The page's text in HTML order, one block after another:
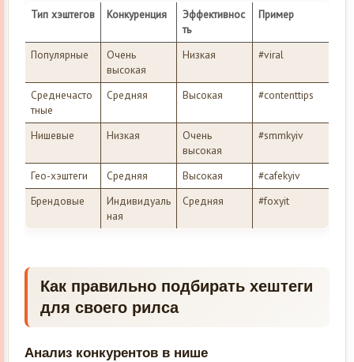
Тип хэштегов Конкуренция
Эффективнос
ть
Пример
Популярные
Очень
высокая
Низкая #viral
Среднечасто
тные
Средняя Высокая #contenttips
Нишевые Низкая
Очень
высокая
#smmkyiv
Гео-хэштеги Средняя Высокая
#cafekyiv
Брендовые
Индивидуаль
ная
Средняя #foxyit
Как правильно подбирать хештеги
для своего рилса
Анализ конкурентов в нише